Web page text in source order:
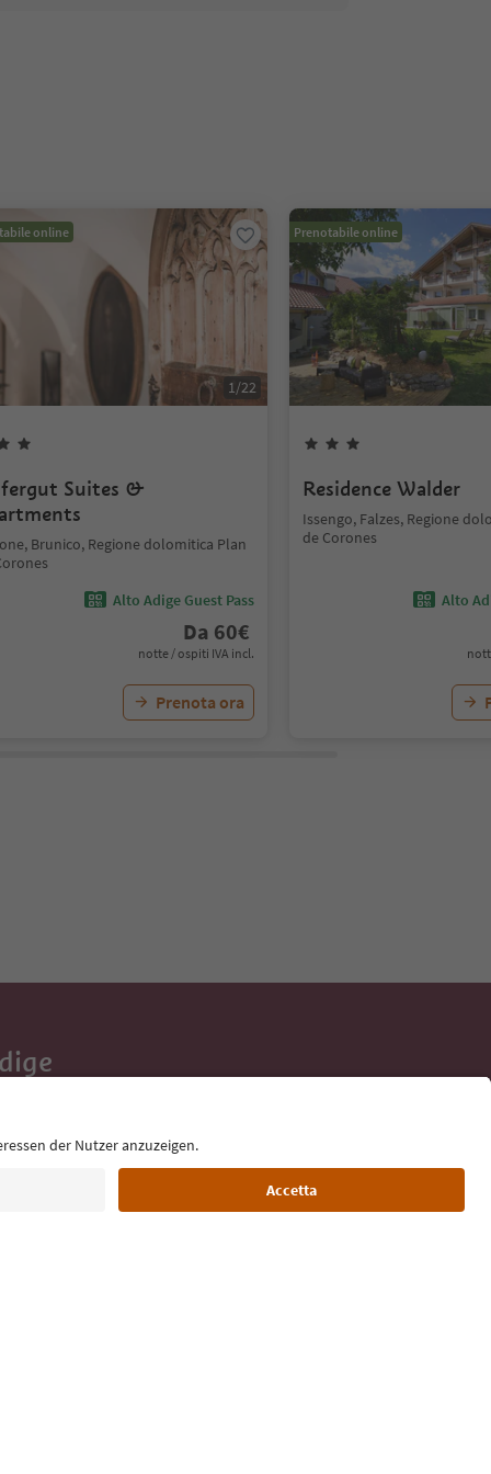
online
1/22
Suites &
Brunico, Regione dolomitica Plan
Alto Adige Guest Pass
Da 60€
notte / ospiti IVA incl.
Prenota ora
Prenotabile online
Residence Walder
Issengo, Falzes, Regione
de Corones
Alto